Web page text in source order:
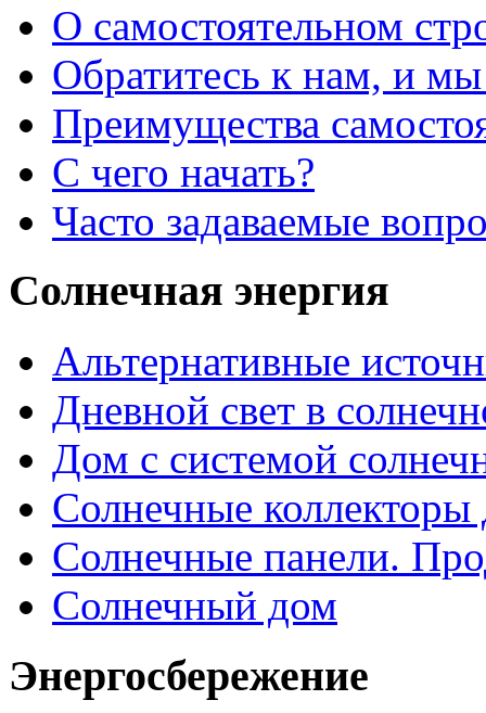
О самостоятельном
Обратитесь к нам, и
Преимущества
С чего начать?
Часто задаваемые
Солнечная энергия
Альтернативные
Дневной свет в
Дом с системой
Солнечные коллекторы
Солнечные панели.
Солнечный дом
Энергосбережение